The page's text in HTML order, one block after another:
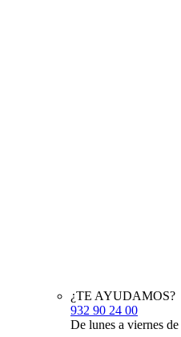
¿TE AYUDAMOS?
932 90 24 00
De lunes a viernes